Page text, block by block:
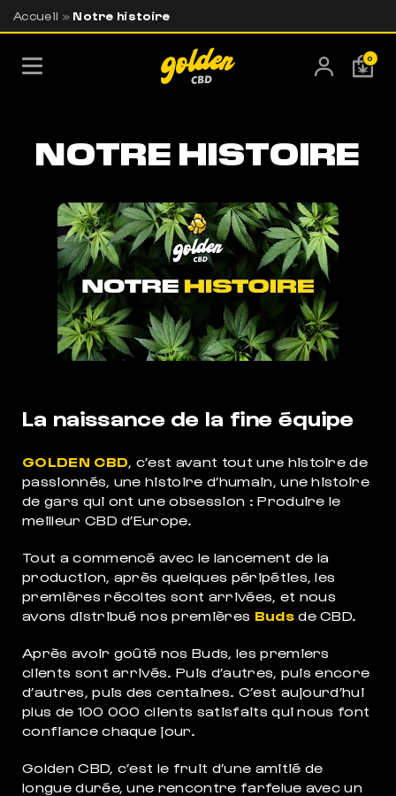
Accueil » Notre histoire
0
POUR DORMIR COMME JAMAIS
LIVRAISON OFFERTE EN FRANCE À PARTIR DE 69€ D'ACHATS
BESOIN DE CONSEILS ?
NOTRE HISTOIRE
La naissance de la fine équipe
GOLDEN CBD, c’est avant tout une histoire de
passionnés, une histoire d’humain, une histoire
de gars qui ont une obsession : Produire le
meilleur CBD d’Europe.
Tout a commencé avec le lancement de la
production, après quelques péripéties, les
premières récoltes sont arrivées, et nous
avons distribué nos premières BudsdeCBD.
Après avoir goûté nos Buds, les premiers
clients sont arrivés. Puis d’autres, puis encore
d’autres, puis des centaines. C’est aujourd’hui
plus de 100 000 clients satisfaits qui nous font
confiance chaque jour.
GoldenCBD, c’est le fruit d’une amitié de
longue durée, une rencontre farfelue avec un